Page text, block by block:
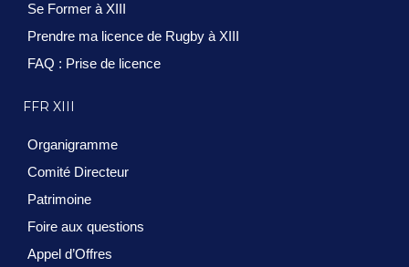
Se Former à XIII
Prendre ma licence de Rugby à XIII
FAQ : Prise de licence
FFR XIII
Organigramme
Comité Directeur
Patrimoine
Foire aux questions
Appel d’Offres